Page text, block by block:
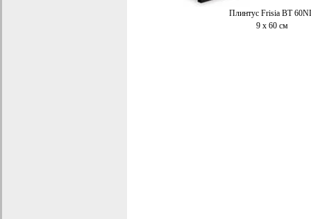
Плинтус Frisia BT
9 x 60 см